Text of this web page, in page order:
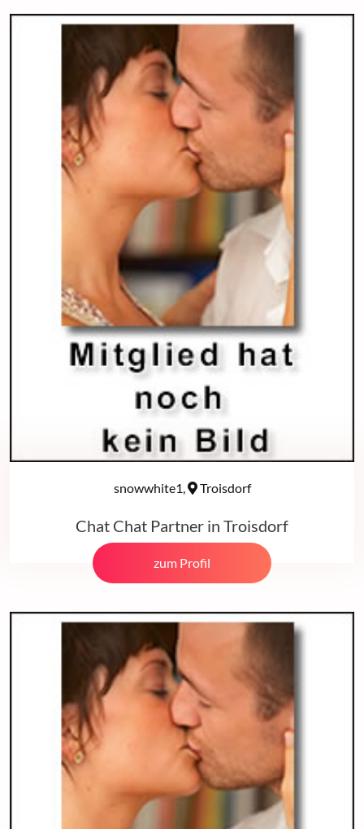
snowwhite1, Troisdorf
Chat Chat Partner in Troisdorf
zum Profil